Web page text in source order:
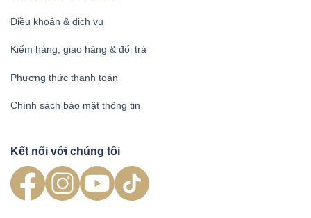
Điều khoản & dịch vụ
Kiểm hàng, giao hàng & đổi trả
Phương thức thanh toán
Chính sách bảo mật thông tin
Kết nối với chúng tôi